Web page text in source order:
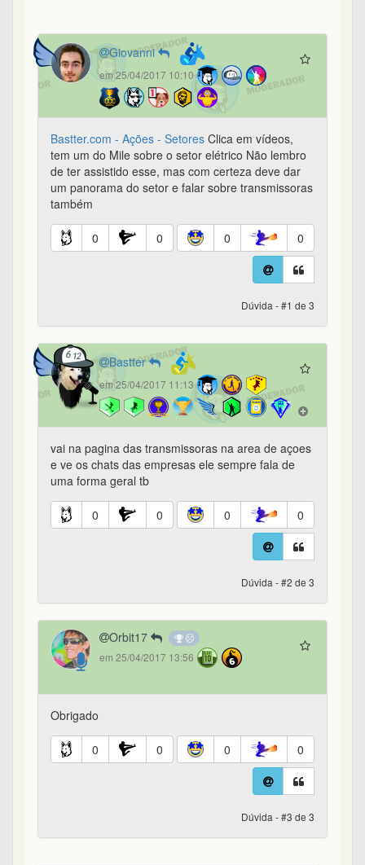
Giovanni
em 25/04/2017 10:10
Bastter.com - Ações - Setores Clica em vídeos,
tem um do Mile sobre o setor elétrico Não lembro
de ter assistido esse, mas com certeza deve dar
um panorama do setor e falar sobre transmissoras
também
0 0 0 0
Dúvida - #1 de 3
Bastter
em 25/04/2017 11:13
vai na pagina das transmissoras na area de açoes
e ve os chats das empresas ele sempre fala de
uma forma geral tb
0 0 0 0
Dúvida - #2 de 3
Orbit17
em 25/04/2017 13:56
Obrigado
0 0 0 0
Dúvida - #3 de 3